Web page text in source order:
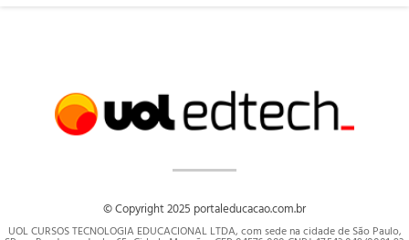
© Copyright 2025 portaleducacao.com.br
UOL CURSOS TECNOLOGIA EDUCACIONAL LTDA, com sede na cidade de São Paulo,